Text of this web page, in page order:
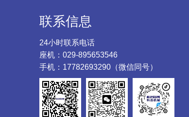
联系信息
24小时联系电话
座机：029-895653546
手机：17782693290（微信同号）